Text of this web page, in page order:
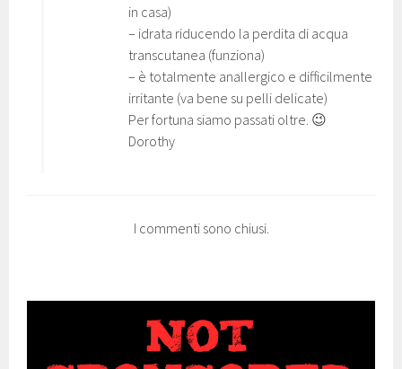
in casa)
– idrata riducendo la perdita di acqua
transcutanea (funziona)
– è totalmente anallergico e difficilmente
irritante (va bene su pelli delicate)
Per fortuna siamo passati oltre. 😉
Dorothy
I commenti sono chiusi.